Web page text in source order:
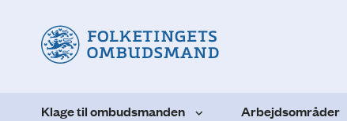
Klage til ombudsmanden Arbejdsområder